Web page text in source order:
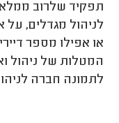
תפקיד שלרוב ממלא
לניהול מגדלים, על
או אפילו מספר
המטלות של ניהול
לתמונה חברה